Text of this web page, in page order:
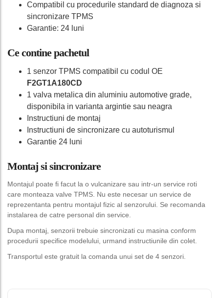
Compatibil cu procedurile standard de diagnoza si
sincronizare TPMS
Garantie: 24 luni
Ce contine pachetul
1 senzor TPMS compatibil cu codul OE
F2GT1A180CD
1 valva metalica din aluminiu automotive grade,
disponibila in varianta argintie sau neagra
Instructiuni de montaj
Instructiuni de sincronizare cu autoturismul
Garantie 24 luni
Montaj si sincronizare
Montajul poate fi facut la o vulcanizare sau intr-un service roti
care monteaza valve TPMS. Nu este necesar un service de
reprezentanta pentru montajul fizic al senzorului. Se recomanda
instalarea de catre personal din service.
Dupa montaj, senzorii trebuie sincronizati cu masina conform
procedurii specifice modelului, urmand instructiunile din colet.
Transportul este gratuit la comanda unui set de 4 senzori.